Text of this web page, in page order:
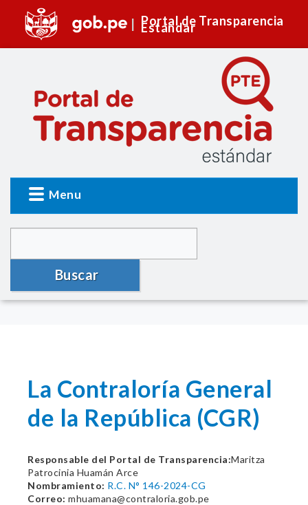
Portal de Transparencia
Estándar
Menu
Buscar
La Contraloría General
de la República (CGR)
Responsable del Portal de Transparencia:Maritza
Patrocinia Huamán Arce
Nombramiento: R.C. N° 146-2024-CG
Correo: mhuamana@contraloria.gob.pe